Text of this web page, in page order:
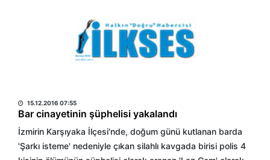
15.12.2016 07:55
Bar cinayetinin şüphelisi yakalandı
İzmirin Karşıyaka İlçesi'nde, doğum günü kutlanan barda
'Şarkı isteme' nedeniyle çıkan silahlı kavgada birisi polis 4